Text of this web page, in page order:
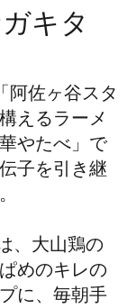
キタ
阿佐ヶ谷スタ
えるラーメ
やたべ」で
子を引き継
、大山鶏の
めのキレの
に、毎朝手